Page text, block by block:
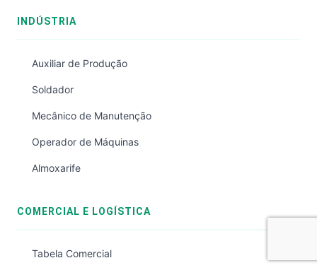
INDÚSTRIA
Auxiliar de Produção
Soldador
Mecânico de Manutenção
Operador de Máquinas
Almoxarife
COMERCIAL E LOGÍSTICA
Tabela Comercial